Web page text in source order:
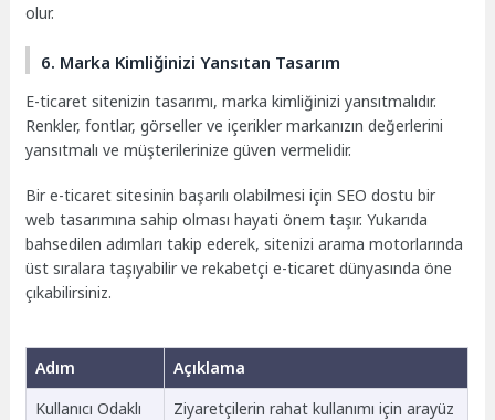
olur.
6. Marka Kimliğinizi Yansıtan Tasarım
E-ticaret sitenizin tasarımı, marka kimliğinizi yansıtmalıdır.
Renkler, fontlar, görseller ve içerikler markanızın değerlerini
yansıtmalı ve müşterilerinize güven vermelidir.
Bir e-ticaret sitesinin başarılı olabilmesi için SEO dostu bir
web tasarımına sahip olması hayati önem taşır. Yukarıda
bahsedilen adımları takip ederek, sitenizi arama motorlarında
üst sıralara taşıyabilir ve rekabetçi e-ticaret dünyasında öne
çıkabilirsiniz.
Adım
Açıklama
Kullanıcı Odaklı
Ziyaretçilerin rahat kullanımı için arayüz